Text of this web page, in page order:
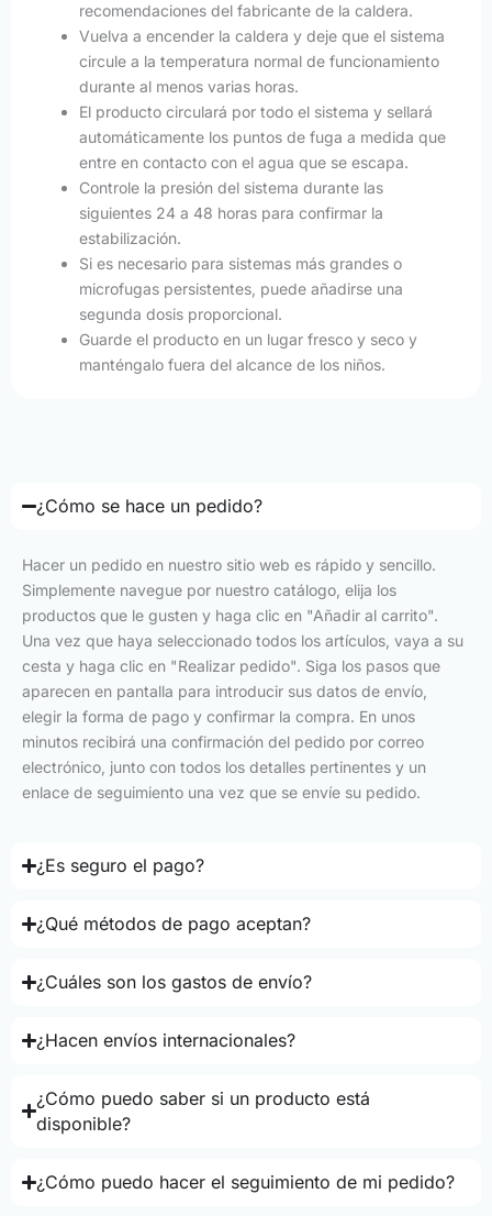
recomendaciones del fabricante de la caldera.
Vuelva a encender la caldera y deje que el sistema
circule a la temperatura normal de funcionamiento
durante al menos varias horas.
El producto circulará por todo el sistema y sellará
automáticamente los puntos de fuga a medida que
entre en contacto con el agua que se escapa.
Controle la presión del sistema durante las
siguientes 24 a 48 horas para confirmar la
estabilización.
Si es necesario para sistemas más grandes o
microfugas persistentes, puede añadirse una
segunda dosis proporcional.
Guarde el producto en un lugar fresco y seco y
manténgalo fuera del alcance de los niños.
¿Cómo se hace un pedido?
Hacer un pedido en nuestro sitio web es rápido y sencillo.
Simplemente navegue por nuestro catálogo, elija los
productos que le gusten y haga clic en "Añadir al carrito".
Una vez que haya seleccionado todos los artículos, vaya a su
cesta y haga clic en "Realizar pedido". Siga los pasos que
aparecen en pantalla para introducir sus datos de envío,
elegir la forma de pago y confirmar la compra. En unos
minutos recibirá una confirmación del pedido por correo
electrónico, junto con todos los detalles pertinentes y un
enlace de seguimiento una vez que se envíe su pedido.
¿Es seguro el pago?
¿Qué métodos de pago aceptan?
¿Cuáles son los gastos de envío?
¿Hacen envíos internacionales?
¿Cómo puedo saber si un producto está
disponible?
¿Cómo puedo hacer el seguimiento de mi pedido?